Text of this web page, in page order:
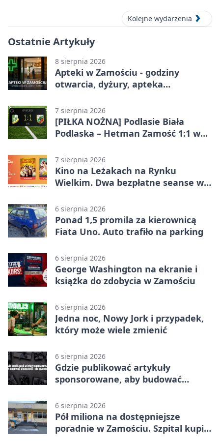
Kolejne wydarzenia
Ostatnie Artykuły
8 sierpnia 2026
Apteki w Zamościu - godziny
otwarcia, dyżury, apteka
7 sierpnia 2026
[PIŁKA NOŻNA] Podlasie Biała
Podlaska – Hetman Zamość 1:1 w
podział punktów po bezbramkowej
pierwszej połowie
7 sierpnia 2026
Kino na Leżakach na Rynku
Wielkim. Dwa bezpłatne seanse w
6 sierpnia 2026
Ponad 1,5 promila za kierownicą
Fiata Uno. Auto trafiło na parking
6 sierpnia 2026
George Washington na ekranie i
książka do zdobycia w Zamościu
6 sierpnia 2026
Jedna noc, Nowy Jork i przypadek,
który może wiele zmienić
6 sierpnia 2026
Gdzie publikować artykuły
sponsorowane, aby budować
6 sierpnia 2026
Pół miliona na dostępniejsze
poradnie w Zamościu. Szpital kupi